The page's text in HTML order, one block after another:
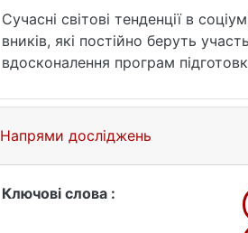
Сучасні світові тенденції в
вників, які постійно беруть
вдосконалення програм
емпіричних знаннях, а їх
практики в галузі соціального
практиці, сучасні реалії
вирішення соціальних проблем.
переосмислення деяких
фахівців. Тобто професійна
Напрями досліджень
Ключові слова :